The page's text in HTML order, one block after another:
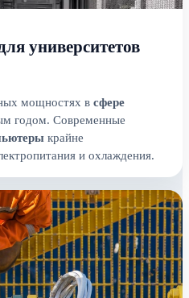
университетов
мощностях в сфере
годом. Современные
крайне
и охлаждения.